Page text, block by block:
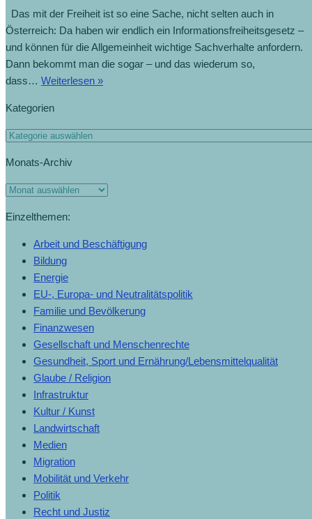
Das mit der Freiheit ist so eine Sache, nicht selten auch in
Österreich: Da haben wir endlich ein Informationsfreiheitsgesetz –
und können für die Allgemeinheit wichtige Sachverhalte anfordern.
Dann bekommt man die sogar – und das wiederum so,
dass… Weiterlesen »
Kategorien
Monats-Archiv
Einzelthemen:
Arbeit und Beschäftigung
Bildung
Energie
EU-, Europa- und Neutralitätspolitik
Familie und Bevölkerung
Finanzwesen
Gesellschaft und Menschenrechte
Gesundheit, Sport und Ernährung/Lebensmittelqualität
Glaube / Religion
Infrastruktur
Kultur / Kunst
Landwirtschaft
Medien
Migration
Mobilität und Verkehr
Politik
Recht und Justiz